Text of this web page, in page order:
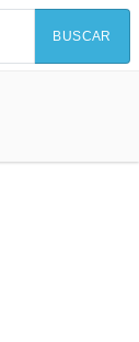
BUSCAR